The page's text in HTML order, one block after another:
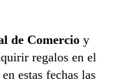
de Comercio y
regalos en el
estas fechas las